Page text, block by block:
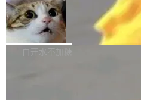
理、细节与真实世界质感； 更准
生成与复杂版式组织； 更稳定的图
所以 deb 版本的受众实际上为零
untu 用户在用，那用 snap 打包就
的。 从 deb 到 snap 的迁移路径
hwlib 硬件 API 库的一部分，命令
离开 Thinking Machines Lab，说
创始人的角色「太累了」。几天后
ation 就曝出她将重回 OpenAI，负
改进方向的研究。她是 Thinking
FFmpeg 9.0 发布
FFmpeg 9.0 现已发布，包含多项
新日志列出的 9.0 版本主要更新内
白开水不加糖